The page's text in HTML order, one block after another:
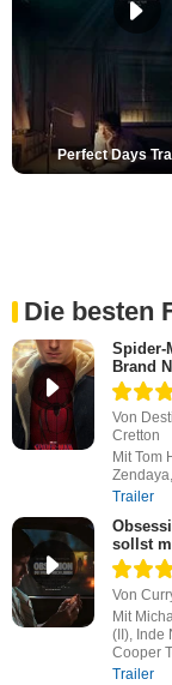
Perfect Days
Die besten
Spider-
Brand
Von
Cretton
Mit Tom
Trailer
sollst
Von
Mit
(II), Inde
Cooper
Trailer